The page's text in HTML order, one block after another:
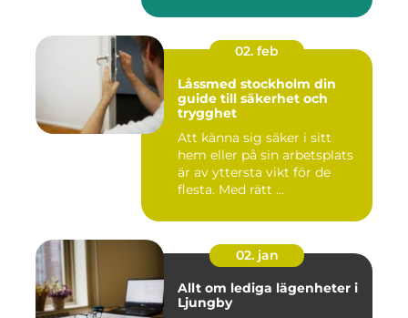
02. feb
Låssmed stockholm din
guide till säkerhet och
trygghet
Att känna sig säker i sitt
hem eller på sin arbetsplats
är av yttersta vikt för de
flesta. Med rätt ...
02. jan
Allt om lediga lägenheter i
Ljungby